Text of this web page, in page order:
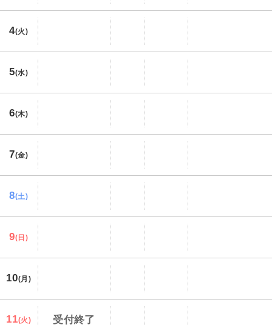
4(火)
5(水)
6(木)
7(金)
8(土)
9(日)
10(月)
11(火) 受付終了